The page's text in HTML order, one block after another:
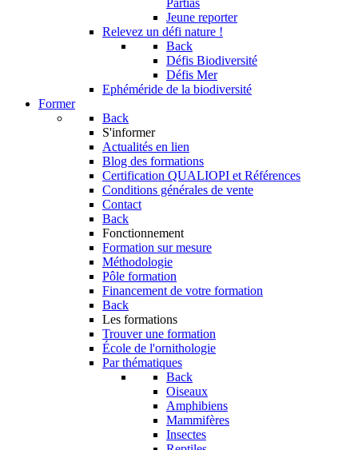
Partias
Jeune reporter
Relevez un défi nature !
Back
Défis Biodiversité
Défis Mer
Ephéméride de la biodiversité
Former
Back
S'informer
Actualités en lien
Blog des formations
Certification QUALIOPI et Références
Conditions générales de vente
Contact
Back
Fonctionnement
Formation sur mesure
Méthodologie
Pôle formation
Financement de votre formation
Back
Les formations
Trouver une formation
École de l'ornithologie
Par thématiques
Back
Oiseaux
Amphibiens
Mammifères
Insectes